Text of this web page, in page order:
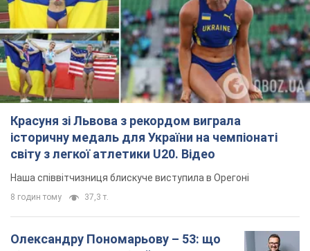
Красуня зі Львова з рекордом виграла
історичну медаль для України на чемпіонаті
світу з легкої атлетики U20. Відео
Наша співвітчизниця блискуче виступила в Орегоні
8 годин тому 37,3 т.
Олександру Пономарьову – 53: що